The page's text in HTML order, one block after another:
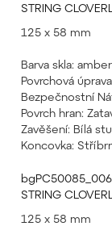
STRING
125 x 58 mm
Barva skla:
Povrchová
Bezpečnostní
Povrch hran:
Zavěšení: Bílá
Koncovka:
bgPC50085_006
STRING
125 x 58 mm